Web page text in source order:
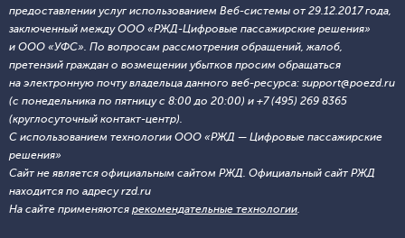
предоставлении услуг использованием Веб-системы от 29.12.2017 года,
заключенный между ООО «РЖД-Цифровые пассажирские решения»
и ООО «УФС». По вопросам рассмотрения обращений, жалоб,
претензий граждан о возмещении убытков просим обращаться
на электронную почту владельца данного веб-ресурса: support@poezd.ru
(с понедельника по пятницу с 8:00 до 20:00) и +7 (495) 269 8365
(круглосуточный контакт-центр).
С использованием технологии ООО «РЖД — Цифровые пассажирские
решения»
Сайт не является официальным сайтом РЖД. Официальный сайт РЖД
находится по адресу rzd.ru
На сайте применяются рекомендательные технологии.